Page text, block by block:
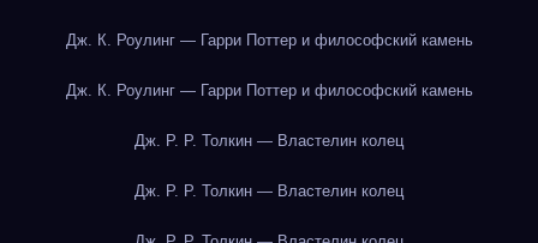
Дж. К. Роулинг — Гарри Поттер и философский камень
Дж. К. Роулинг — Гарри Поттер и философский камень
Дж. Р. Р. Толкин — Властелин колец
Дж. Р. Р. Толкин — Властелин колец